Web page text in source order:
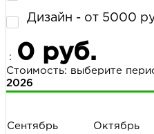
Дизайн - от 5000
: 0 руб.
Стоимость: выберите
2026
Сентябрь Октябрь